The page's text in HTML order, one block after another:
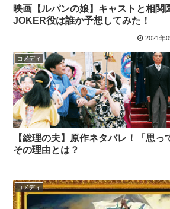
映画【ルパンの娘】キャストと相関
JOKER役は誰か予想してみた！
2021年
コメディ
【総理の夫】原作ネタバレ！「思っ
その理由とは？
コメディ